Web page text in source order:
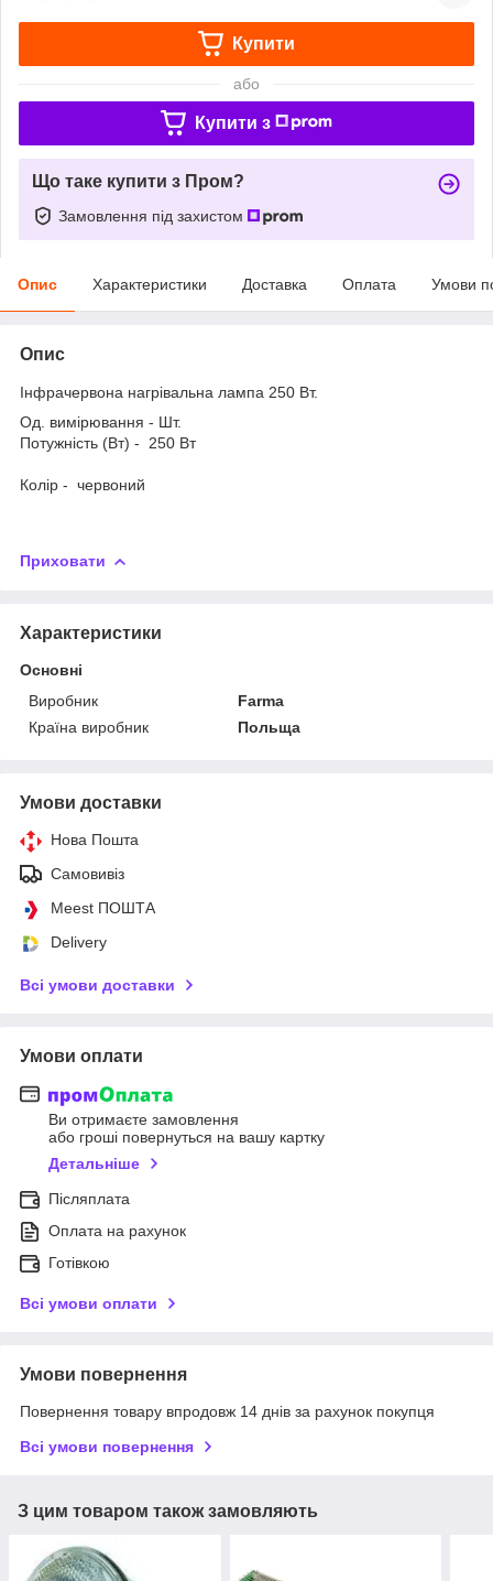
Купити
або
Купити з
Що таке купити з Пром?
Замовлення під захистом
Опис Характеристики Доставка Оплата Умови
Опис
Інфрачервона нагрівальна лампа 250 Вт.
Од. вимірювання - Шт.
Потужність (Вт) - 250 Вт
Колір - червоний
Приховати
Характеристики
Основні
Виробник
Farma
Країна виробник
Польща
Умови доставки
Нова Пошта
Самовивіз
Meest ПОШТА
Delivery
Всі умови доставки
Умови оплати
Ви отримаєте замовлення
або гроші повернуться на вашу картку
Детальніше
Післяплата
Оплата на рахунок
Готівкою
Всі умови оплати
Умови повернення
Повернення товару впродовж 14 днів за рахунок покупця
Всі умови повернення
З цим товаром також замовляють